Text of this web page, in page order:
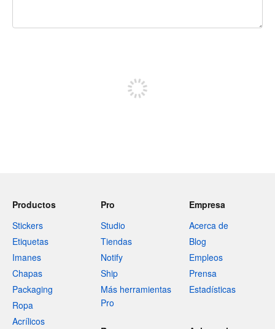
Productos
Stickers
Etiquetas
Imanes
Chapas
Packaging
Ropa
Acrílicos
Pro
Studio
Tiendas
Notify
Ship
Más herramientas
Pro
Empresa
Acerca de
Blog
Empleos
Prensa
Estadísticas